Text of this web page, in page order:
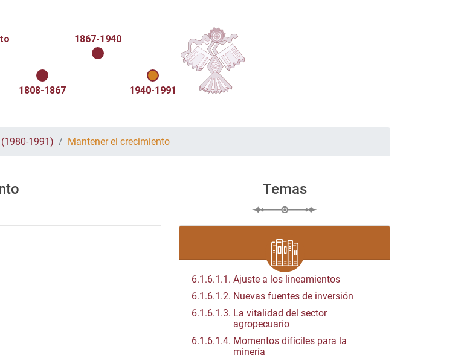
1808-1867
1867-1940
1940-1991
1991) Mantener el crecimiento
Temas
6.1.6.1.1. Ajuste a los lineamientos
6.1.6.1.2. Nuevas fuentes de inversión
6.1.6.1.3. La vitalidad del sector
agropecuario
6.1.6.1.4. Momentos difíciles para la
minería